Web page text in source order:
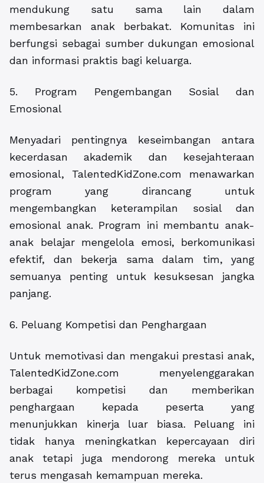
mendukung satu sama lain dalam
membesarkan anak berbakat. Komunitas ini
berfungsi sebagai sumber dukungan emosional
dan informasi praktis bagi keluarga.
5. Program Pengembangan Sosial dan
Emosional
Menyadari pentingnya keseimbangan antara
kecerdasan akademik dan kesejahteraan
emosional, TalentedKidZone.com menawarkan
program yang dirancang untuk
mengembangkan keterampilan sosial dan
emosional anak. Program ini membantu anak-
anak belajar mengelola emosi, berkomunikasi
efektif, dan bekerja sama dalam tim, yang
semuanya penting untuk kesuksesan jangka
panjang.
6. Peluang Kompetisi dan Penghargaan
Untuk memotivasi dan mengakui prestasi anak,
TalentedKidZone.com menyelenggarakan
berbagai kompetisi dan memberikan
penghargaan kepada peserta yang
menunjukkan kinerja luar biasa. Peluang ini
tidak hanya meningkatkan kepercayaan diri
anak tetapi juga mendorong mereka untuk
terus mengasah kemampuan mereka.